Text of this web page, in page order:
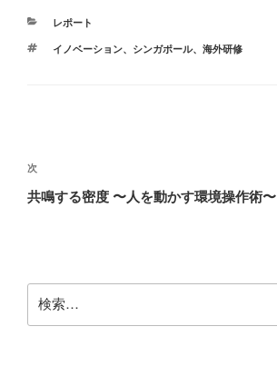
カ
ゴ
レポート
タ
イノベーション、 シンガポール、 海外研修
稿
ナ
シ
ョ
次
の
次
共鳴する密度 〜人を動かす環境操作術〜
索: